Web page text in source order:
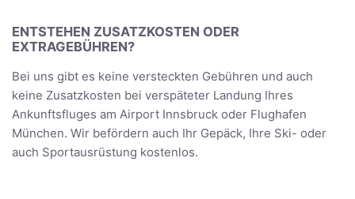
ENTSTEHEN ZUSATZKOSTEN ODER
EXTRAGEBÜHREN?
Bei uns gibt es keine versteckten Gebühren und auch
keine Zusatzkosten bei verspäteter Landung Ihres
Ankunftsfluges am Airport Innsbruck oder Flughafen
München. Wir befördern auch Ihr Gepäck, Ihre Ski- oder
auch Sportausrüstung kostenlos.